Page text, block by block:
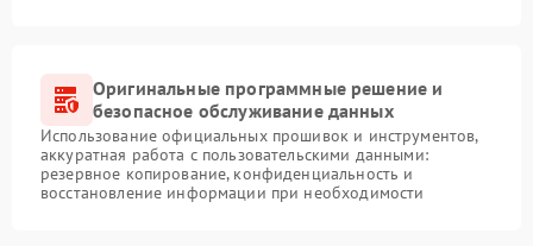
Оригинальные программные решение и
безопасное обслуживание данных
Использование официальных прошивок и инструментов,
аккуратная работа с пользовательскими данными:
резервное копирование, конфиденциальность и
восстановление информации при необходимости